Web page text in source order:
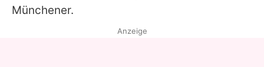
Münchener.
Anzeige